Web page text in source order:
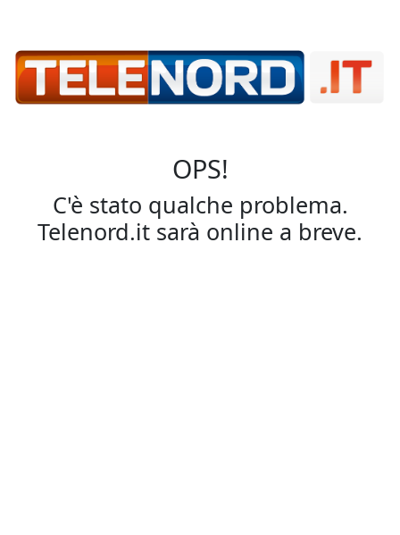
OPS!
C'è stato qualche problema.
Telenord.it sarà online a breve.